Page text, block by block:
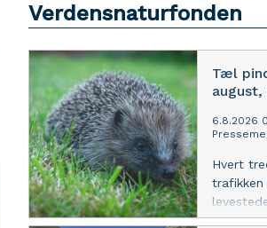
Verdensnaturfonden
Tæl
6.8.2026
Hvert
pindsvin